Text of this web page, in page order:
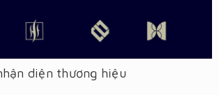
diện thương hiệu